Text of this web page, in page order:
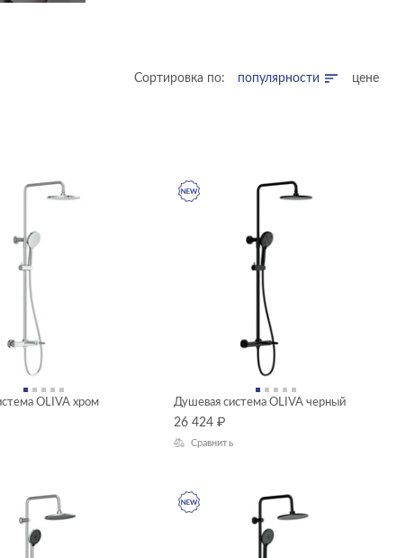
Сортировка по: популярности цене
OLIVA хром Душевая система OLIVA черный
26 424 ₽
Сравнить